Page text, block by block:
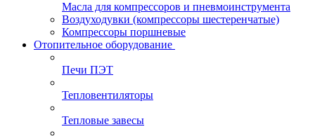
Масла для компрессоров и пневмоинструмента
Воздуходувки (компрессоры шестеренчатые)
Компрессоры поршневые
Отопительное оборудование
Печи ПЭТ
Тепловентиляторы
Тепловые завесы